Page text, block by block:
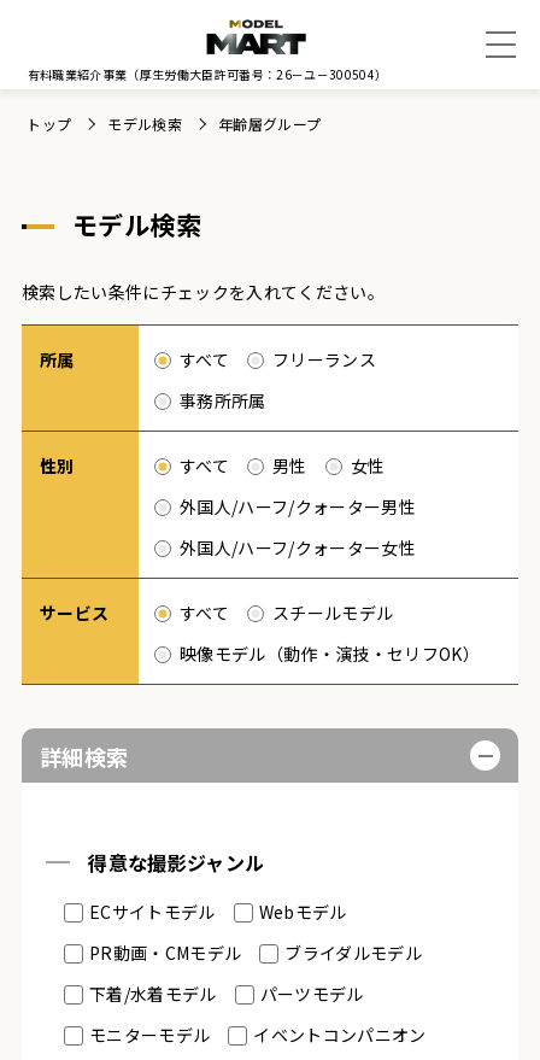
有料職業紹介事業 （厚生労働大臣許可番号：26－ユ－300504）
トップ モデル検索 年齢層グループ
モデル検索
検索したい条件にチェックを入れてください。
所属 すべて
フリーランス
事務所所属
性別 すべて 男性
女性
外国人/ハーフ/クォーター男性
外国人/ハーフ/クォーター女性
サービス すべて
スチールモデル
映像モデル（動作・演技・セリフOK）
詳細検索
得意な撮影ジャンル
ECサイトモデル
Webモデル
PR動画・CMモデル
ブライダルモデル
下着/水着モデル
パーツモデル
モニターモデル
イベントコンパニオン